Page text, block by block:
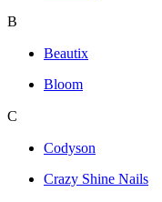
B
Beautix
Bloom
C
Codyson
Crazy Shine Nails